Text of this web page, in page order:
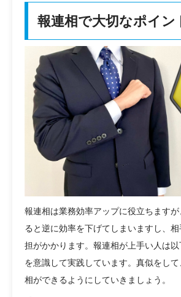
報連相で大切なポイン
報連相は業務効率アップに役立ちますが
ると逆に効率を下げてしまいますし、
担がかかります。報連相が上手い人は
を意識して実践しています。真似をし
相ができるようにしていきましょう。